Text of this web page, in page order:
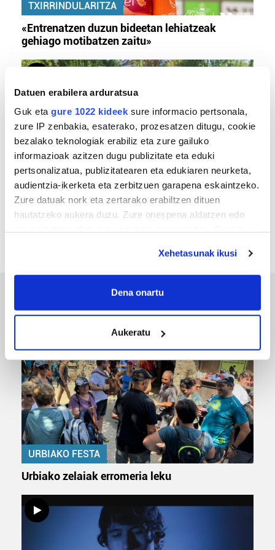
Datuen erabilera arduratsua
Guk eta gure 1022 kideek sure informacio pertsonala,
zure IP zenbakia, esaterako, prozesatzen ditugu, cookie
bezalako teknologiak erabiliz eta zure gailuko
informazioak azitzen dugu publizitate eta eduki
pertsonalizatua, publizitatearen eta edukiaren neurketa,
audientzia-ikerketa eta zerbitzuen garapena eskaintzeko.
Zure datuak nork eta zertarako erabiltzen dituen
hautatzeko aukera duzu. Zure onespena aldatzen edo
If you allow, we would also like to:
Collect information about your geographical
Identify your device by actively scanning it for
specific characteristics (fingerprinting)
Find out more about how your personal data is processed
and set your preferences in thedetails section.
Guk eta gure bazkideek zure datu pertsonalak
prozesatzen ditugu, zure IP zenbakia, besteak beste,
teknologia erabiliz, cookieak adibidez, iragarki eta eduki
pertsonalizatuak eskaintzeko, iragarkiak eta edukia
neurtzeko, jendeari buruzko informazioa biltzeko eta
Bazkide batzuek ez dizute baimenik eskatzen, eta beren
interes komertzial legitimoetan babesten dira. Ikusi gure
Xehetasunak ikusi
Dena onartu
Aukeratu
TXIRRINDULARITZA
«Entrenatzen duzun bideetan lehiatzeak
gehiago motibatzen zaitu»
MEMORIA HISTORIKOA
«Gai tabua izan da etxe gehienetan, jendeak
azkeneko momentuan hitz egin du»
ERREPORTAJEAK
URBIAKO FESTA
Urbiako zelaiak erromeria leku